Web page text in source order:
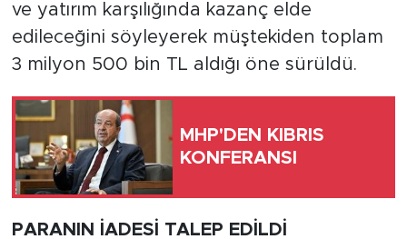
ve yatırım karşılığında kazanç elde
edileceğini söyleyerek müştekiden toplam
3 milyon 500 bin TL aldığı öne sürüldü.
MHP'DEN KIBRIS
KONFERANSI
PARANIN İADESİ TALEP EDİLDİ